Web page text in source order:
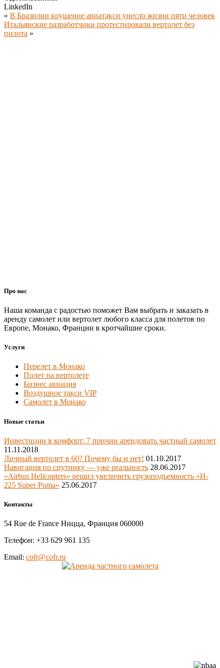
LinkedIn
« В Бразилии крушение авиатакси унесло жизни пяти человек
Итальянские разработчики протестировали вертолет без
пилота »
Про нас
Наша команда с радостью поможет Вам выбрать и заказать в
аренду самолет или вертолет любого класса для полетов по
Европе, Монако, Франции в кротчайшие сроки.
Услуги
Перелет в Монако
Полет на вертолете
Бизнес авиация
Воздушное такси VIP
Самолет в Монако
Новые статьи
Инвестиции в комфорт: 7 причин арендовать частный самолет
11.11.2018
Личный вертолет в 60? Почему бы и нет! 01.10.2017
Навигация по спутнику — уже реальность 28.06.2017
«Airbus Helicopters» решил увеличить грузоподъемность «H-
225 Super Puma» 25.06.2017
Контакты
54 Rue de France Ницца, Франция 060000
Телефон: +33 629 961 135
Email: cofr@cofr.ru